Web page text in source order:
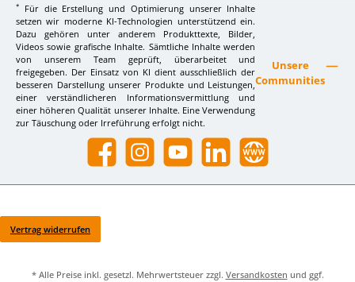
*
Für die Erstellung und Optimierung unserer Inhalte
setzen wir moderne KI-Technologien unterstützend ein.
Dazu gehören unter anderem Produkttexte, Bilder,
Videos sowie grafische Inhalte. Sämtliche Inhalte werden
von unserem Team geprüft, überarbeitet und
freigegeben. Der Einsatz von KI dient ausschließlich der
besseren Darstellung unserer Produkte und Leistungen,
einer verständlicheren Informationsvermittlung und
einer höheren Qualität unserer Inhalte. Eine Verwendung
zur Täuschung oder Irreführung erfolgt nicht.
Unsere
Communities
Facebook InstagramYouTube LinkedIn Website
Vertrag widerrufen
* Alle Preise inkl. gesetzl. Mehrwertsteuer zzgl. Versandkosten und ggf.